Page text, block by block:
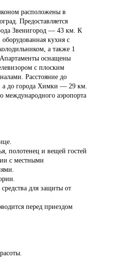
расположены в
Предоставляется
Звенигород — 43 км. К
оборудованная кухня с
а также 1
оснащены
с плоским
Расстояние до
а до города Химки — 29 км.
международного аэропорта
полотенец и вещей гостей
с местными
для защиты от
перед приездом